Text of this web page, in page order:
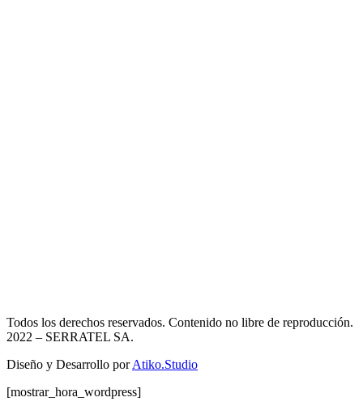
Todos los derechos reservados. Contenido no libre de reproducción.
2022 – SERRATEL SA.
Diseño y Desarrollo porAtiko.Studio
[mostrar_hora_wordpress]